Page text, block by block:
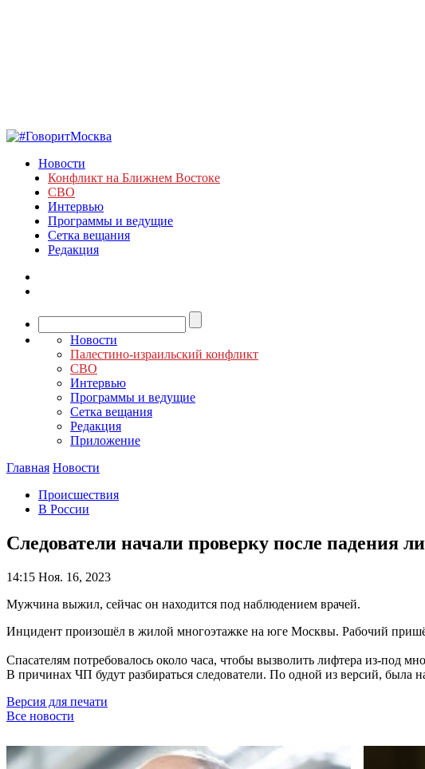
Новости
Конфликт на Ближнем Востоке
СВО
Интервью
Программы и ведущие
Сетка вещания
Редакция
Новости
Палестино-израильский конфликт
СВО
Интервью
Программы и ведущие
Сетка вещания
Редакция
Приложение
Главная Новости
Происшествия
В России
Следователи начали проверку после падения
14:15 Ноя. 16, 2023
Мужчина выжил, сейчас он находится под наблюдением врачей.
Инцидент произошёл в жилой многоэтажке на юге Москвы. Рабочий
Спасателям потребовалось около часа, чтобы вызволить лифтера из-под
В причинах ЧП будут разбираться следователи. По одной из версий, была
Версия для печати
Все новости